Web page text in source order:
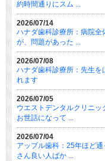
約時間通りにスム ...
2026/07/14
ハナダ歯科診療所：病院
が、問題があった ...
2026/07/08
ハナダ歯科診療所：先生を
れます
2026/07/05
ウエストデンタルクリニ
お世話になって ...
2026/07/04
アップル歯科：25年ほど
さん良い人ばか ...